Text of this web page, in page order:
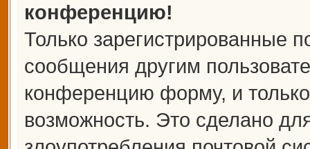
конференцию!
Только зарегистрированные
сообщения другим
конференцию форму, и
возможность. Это сделано